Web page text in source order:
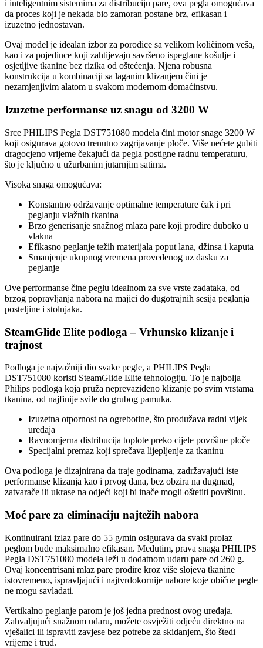
i inteligentnim sistemima za distribuciju pare, ova pegla omogućava
da proces koji je nekada bio zamoran postane brz, efikasan i
izuzetno jednostavan.
Ovaj model je idealan izbor za porodice sa velikom količinom veša,
kao i za pojedince koji zahtijevaju savršeno ispeglane košulje i
osjetljive tkanine bez rizika od oštećenja. Njena robusna
konstrukcija u kombinaciji sa laganim klizanjem čini je
nezamjenjivim alatom u svakom modernom domaćinstvu.
Izuzetne performanse uz snagu od 3200 W
Srce PHILIPS Pegla DST751080 modela čini motor snage 3200 W
koji osigurava gotovo trenutno zagrijavanje ploče. Više nećete gubiti
dragocjeno vrijeme čekajući da pegla postigne radnu temperaturu,
što je ključno u užurbanim jutarnjim satima.
Visoka snaga omogućava:
Konstantno održavanje optimalne temperature čak i pri
peglanju vlažnih tkanina
Brzo generisanje snažnog mlaza pare koji prodire duboko u
vlakna
Efikasno peglanje težih materijala poput lana, džinsa i kaputa
Smanjenje ukupnog vremena provedenog uz dasku za
peglanje
Ove performanse čine peglu idealnom za sve vrste zadataka, od
brzog popravljanja nabora na majici do dugotrajnih sesija peglanja
posteljine i stolnjaka.
SteamGlide Elite podloga – Vrhunsko klizanje i
trajnost
Podloga je najvažniji dio svake pegle, a PHILIPS Pegla
DST751080 koristi SteamGlide Elite tehnologiju. To je najbolja
Philips podloga koja pruža neprevaziđeno klizanje po svim vrstama
tkanina, od najfinije svile do grubog pamuka.
Izuzetna otpornost na ogrebotine, što produžava radni vijek
uređaja
Ravnomjerna distribucija toplote preko cijele površine ploče
Specijalni premaz koji sprečava lijepljenje za tkaninu
Ova podloga je dizajnirana da traje godinama, zadržavajući iste
performanse klizanja kao i prvog dana, bez obzira na dugmad,
zatvarače ili ukrase na odjeći koji bi inače mogli oštetiti površinu.
Moć pare za eliminaciju najtežih nabora
Kontinuirani izlaz pare do 55 g/min osigurava da svaki prolaz
peglom bude maksimalno efikasan. Međutim, prava snaga PHILIPS
Pegla DST751080 modela leži u dodatnom udaru pare od 260 g.
Ovaj koncentrisani mlaz pare prodire kroz više slojeva tkanine
istovremeno, ispravljajući i najtvrdokornije nabore koje obične pegle
ne mogu savladati.
Vertikalno peglanje parom je još jedna prednost ovog uređaja.
Zahvaljujući snažnom udaru, možete osvježiti odjeću direktno na
vješalici ili ispraviti zavjese bez potrebe za skidanjem, što štedi
vrijeme i trud.